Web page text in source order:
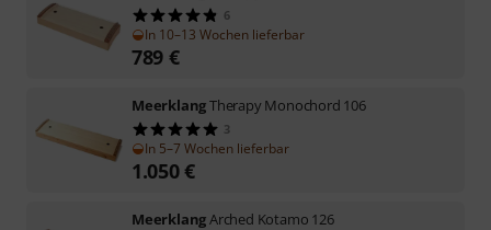
6
In 10–13 Wochen lieferbar
789 €
MeerklangTherapy Monochord 106
3
In 5–7 Wochen lieferbar
1.050€
MeerklangArched Kotamo 126